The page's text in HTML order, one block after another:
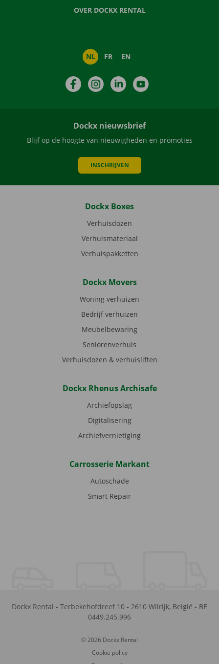
OVER DOCKX RENTAL
NL FR EN
FacebookInstagramLinkedIn
Dockx nieuwsbrief
Blijf op de hoogte van nieuwigheden en promoties
INSCHRIJVEN
Dockx Boxes
Verhuisdozen
Verhuismateriaal
Verhuispakketten
Dockx Movers
Woning verhuizen
Bedrijf verhuizen
Meubelbewaring
Seniorenverhuis
Verhuisdozen & verhuisliften
Dockx Rhenus Archisafe
Archiefopslag
Digitalisering
Archiefvernietiging
Carrosserie Markant
Autoschade
Smart Repair
Dockx Rental - Terbekehofdreef 10 - 2610 Wilrijk, België - BE
0449.245.996
© 2026 Dockx Rental
Cookie policy